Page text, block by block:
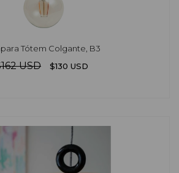
Tótem Colgante, B3
USD $130 USD